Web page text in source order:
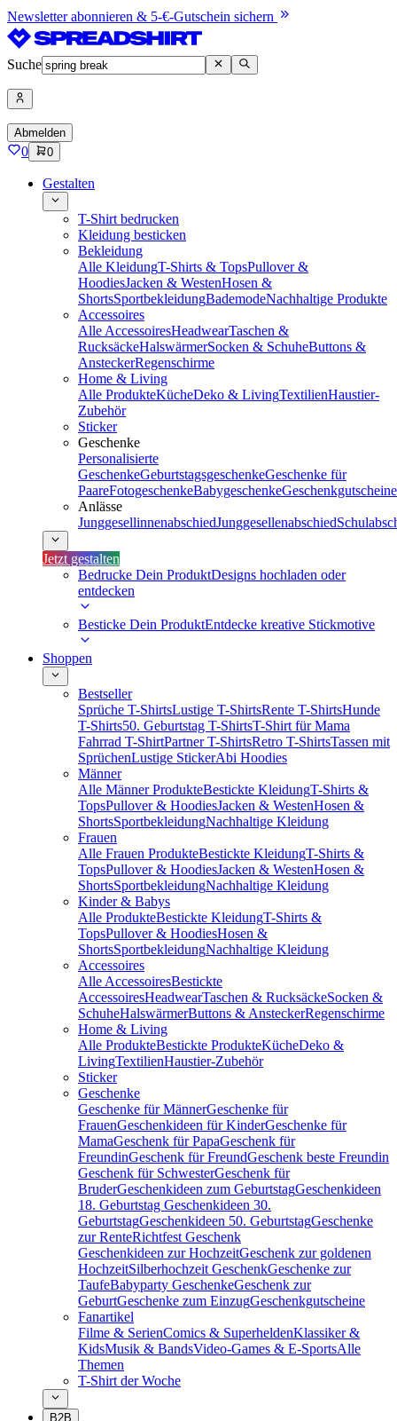
Newsletter abonnieren & 5-€-Gutschein sichern
Suche
Abmelden
0 0
Gestalten
T-Shirt bedrucken
Kleidung besticken
Bekleidung
Alle KleidungT-Shirts & TopsPullover &
HoodiesJacken & WestenHosen &
ShortsSportbekleidungBademodeNachhaltige Produkte
Accessoires
Alle AccessoiresHeadwearTaschen &
RucksäckeHalswärmerSocken & SchuheButtons &
AnsteckerRegenschirme
Home & Living
Alle ProdukteKücheDeko & LivingTextilienHaustier-
Zubehör
Sticker
Geschenke
Personalisierte
GeschenkeGeburtstagsgeschenkeGeschenke für
PaareFotogeschenkeBabygeschenkeGeschenkgutscheine
Anlässe
JunggesellinnenabschiedJunggesellenabschied
Jetzt gestalten
Bedrucke Dein ProduktDesigns hochladen oder
entdecken
Besticke Dein ProduktEntdecke kreative Stickmotive
Shoppen
Bestseller
Sprüche T-ShirtsLustige T-ShirtsRente T-ShirtsHunde
T-Shirts50. Geburtstag T-ShirtsT-Shirt für Mama
Fahrrad T-ShirtPartner T-ShirtsRetro T-ShirtsTassen mit
SprüchenLustige StickerAbi Hoodies
Männer
Alle Männer ProdukteBestickte KleidungT-Shirts &
TopsPullover & HoodiesJacken & WestenHosen &
ShortsSportbekleidungNachhaltige Kleidung
Frauen
Alle Frauen ProdukteBestickte KleidungT-Shirts &
TopsPullover & HoodiesJacken & WestenHosen &
ShortsSportbekleidungNachhaltige Kleidung
Kinder & Babys
Alle ProdukteBestickte KleidungT-Shirts &
TopsPullover & HoodiesHosen &
ShortsSportbekleidungNachhaltige Kleidung
Accessoires
Alle AccessoiresBestickte
AccessoiresHeadwearTaschen & RucksäckeSocken &
SchuheHalswärmerButtons & AnsteckerRegenschirme
Home & Living
Alle ProdukteBestickte ProdukteKücheDeko &
LivingTextilienHaustier-Zubehör
Sticker
Geschenke
Geschenke für MännerGeschenke für
FrauenGeschenkideen für KinderGeschenke für
MamaGeschenk für PapaGeschenk für
FreundinGeschenk für FreundGeschenk beste Freundin
Geschenk für SchwesterGeschenk für
BruderGeschenkideen zum GeburtstagGeschenkideen
18. Geburtstag Geschenkideen 30.
GeburtstagGeschenkideen 50. GeburtstagGeschenke
zur RenteRichtfest Geschenk
Geschenkideen zur HochzeitGeschenk zur goldenen
HochzeitSilberhochzeit GeschenkGeschenke zur
TaufeBabyparty GeschenkeGeschenk zur
GeburtGeschenke zum EinzugGeschenkgutscheine
Fanartikel
Filme & SerienComics & SuperheldenKlassiker &
KidsMusik & BandsVideo-Games & E-SportsAlle
Themen
T-Shirt der Woche
B2B